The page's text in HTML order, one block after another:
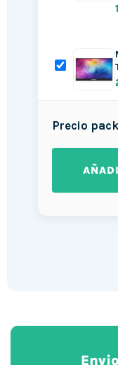
Precio